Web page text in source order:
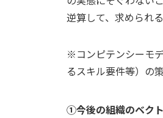
逆算して、求められ
※コンピテンシーモ
るスキル要件等）の
①今後の組織のベク